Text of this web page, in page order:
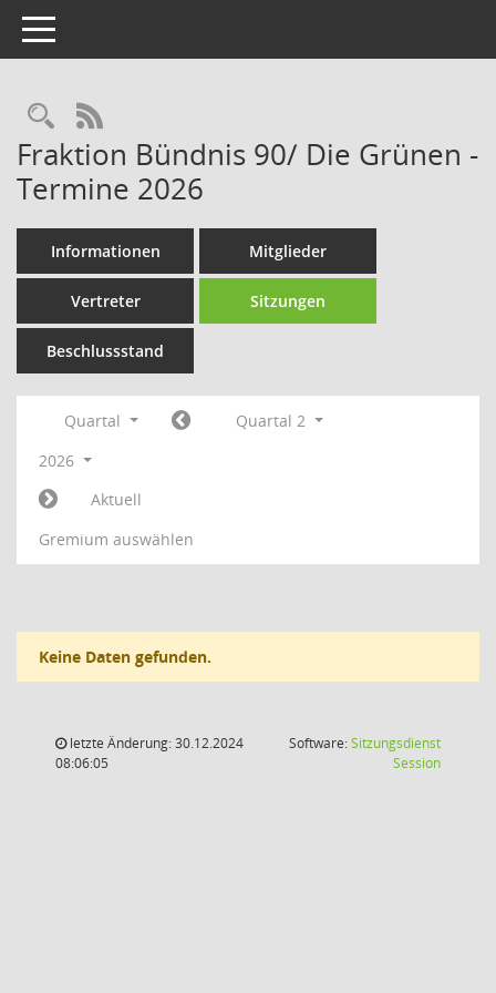
Toggle navigation
Rechercheauswahl
RSS-Feed
Fraktion Bündnis 90/ Die Grünen -
Termine 2026
Informationen Mitglieder
Vertreter Sitzungen
Beschlussstand
Quartal
Quartal 2
2026
Aktuell
Gremium auswählen
Keine Daten gefunden.
letzte Änderung: 30.12.2024
08:06:05
Software:Sitzungsdienst
Session(Wird in